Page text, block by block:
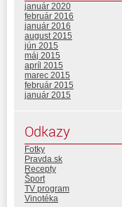
január 2020
február 2016
január 2016
august 2015
jún 2015
máj 2015
apríl 2015
marec 2015
február 2015
január 2015
Odkazy
Fotky
Pravda.sk
Recepty
Šport
TV program
Vinotéka